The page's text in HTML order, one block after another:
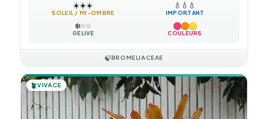
☀️☀️☀️
SOLEIL / MI-OMBRE
💧 💧 💧
IMPORTANT
❄️❄️❄️
GÉLIVE COULEURS
🍃BROMELIACEAE
🪴VIVACE